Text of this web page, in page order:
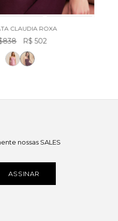
CLAUDIA ROXA
R$ 502
nossas SALES